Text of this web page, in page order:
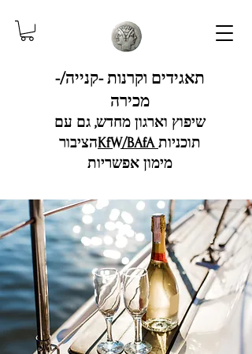
תאגידים וקרנות -קנייה/-
מכירה
שיפוץ וארגון מחדש, גם עם
הציבורKfW/BAfAתוכניות
מימון אפשריות